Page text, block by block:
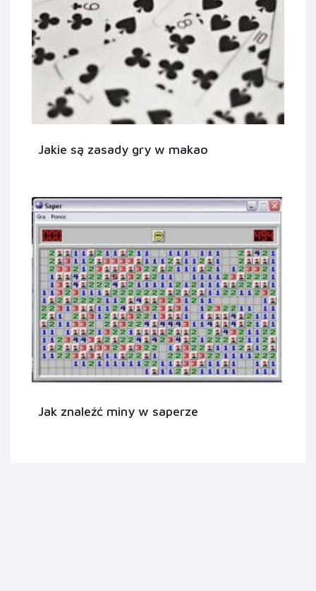
Jakie są zasady gry w makao
Jak znaleźć miny w saperze